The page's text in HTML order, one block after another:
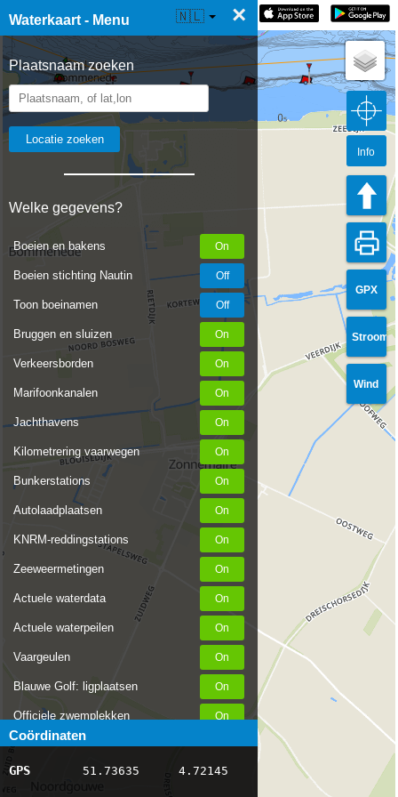
Waterkaart - Menu ×
Plaatsnaam zoeken
Welke gegevens?
Boeien en bakens
Boeien stichting Nautin
Toon boeinamen
Bruggen en sluizen
Verkeersborden
Marifoonkanalen
Jachthavens
Kilometrering vaarwegen
Bunkerstations
Autolaadplaatsen
KNRM-reddingstations
Zeeweermetingen
Actuele waterdata
Actuele waterpeilen
Vaargeulen
Blauwe Golf: ligplaatsen
Officiele zwemplekken
Stremmingen/hinder
AIS scheepsposities
Coördinaten
GPS 51.73635 4.72145
☰ Waterkaart Live 🇳🇱
GPX
Stroom
Wind
Info